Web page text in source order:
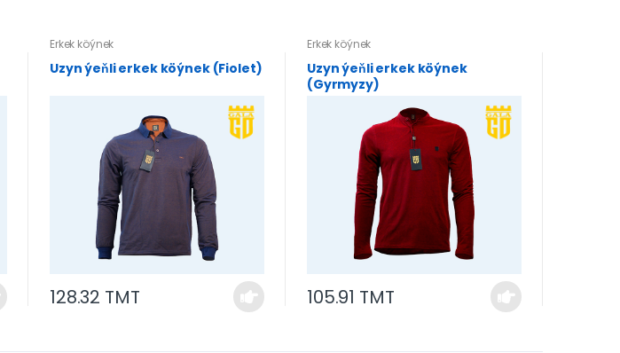
Erkek köýnek
Uzyn ýeňli erkek köýnek (Fiolet)
128.32 TMT
Erkek köýnek
Uzyn ýeňli erkek köýnek
(Gyrmyzy)
105.91 TMT